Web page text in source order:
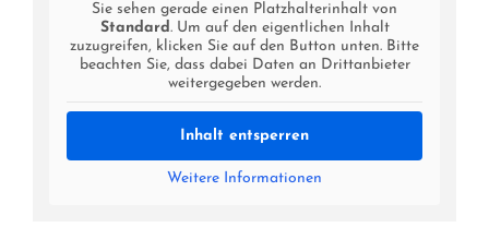
Sie sehen gerade einen Platzhalterinhalt von
Standard. Um auf den eigentlichen Inhalt
zuzugreifen, klicken Sie auf den Button unten. Bitte
beachten Sie, dass dabei Daten an Drittanbieter
weitergegeben werden.
Inhalt entsperren
Weitere Informationen